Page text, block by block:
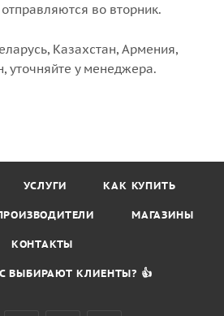
во вторник.
Казахстан, Армения,
уточняйте у менеджера.
УСЛУГИ КАК КУПИТЬ
МАГАЗИНЫ
КОНТАКТЫ
ВЫБИРАЮТ КЛИЕНТЫ? 👍